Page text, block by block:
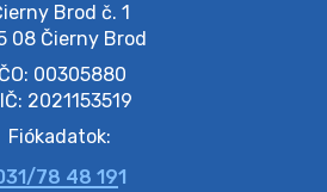
Brod č. 1
08 Čierny Brod
00305880
2021153519
Fiókadatok:
78 48 191